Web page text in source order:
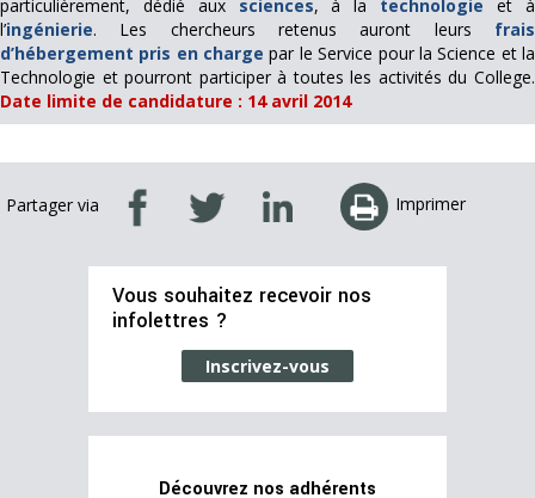
particulièrement, dédié aux sciences, à la technologie et à
l’ingénierie. Les chercheurs retenus auront leurs frais
d’hébergement pris en charge par le Service pour la Science et la
Technologie et pourront participer à toutes les activités du College.
Date limite de candidature : 14 avril 2014
Partager via Imprimer
Vous souhaitez recevoir nos
infolettres ?
Inscrivez-vous
Découvrez nos adhérents